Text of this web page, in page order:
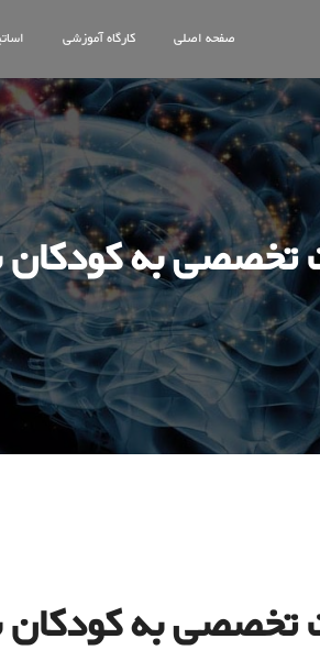
صفحه اصلی کارگاه آموزشی
به کودکان
به کودکان